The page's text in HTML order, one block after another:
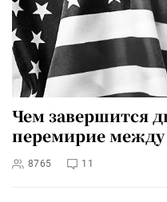
Чем завершится
перемирие
8765 11